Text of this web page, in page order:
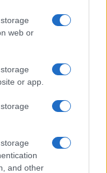
web or
or app.
and other